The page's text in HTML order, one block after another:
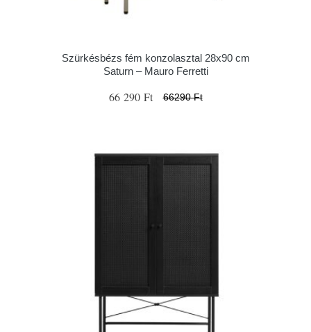
Szürkésbézs fém konzolasztal 28x90 cm
Saturn – Mauro Ferretti
66 290 Ft 66290 Ft